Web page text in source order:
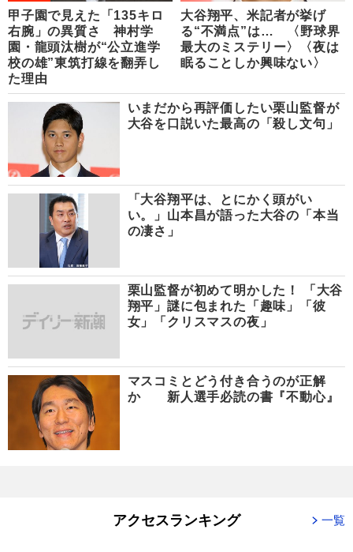
甲子園で見えた「135キロ
右腕」の異質さ 神村学
園・龍頭汰樹が“公立進学
校の雄”東筑打線を翻弄し
た理由
大谷翔平、米記者が挙げ
る“不満点”は… 〈野球界
最大のミステリー〉〈夜は
眠ることしか興味ない〉
いまだから再評価したい栗山監督が
大谷を口説いた最高の「殺し文句」
「大谷翔平は、とにかく頭がい
い。」山本昌が語った大谷の「本当
の凄さ」
栗山監督が初めて明かした！ 「大谷
翔平」謎に包まれた「趣味」「彼
女」「クリスマスの夜」
マスコミとどう付き合うのが正解
か 新人選手必読の書『不動心』
アクセスランキング 一覧